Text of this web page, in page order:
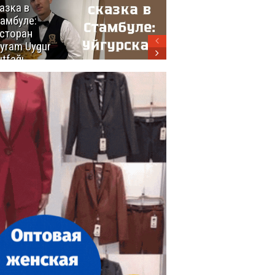
в
Uygur